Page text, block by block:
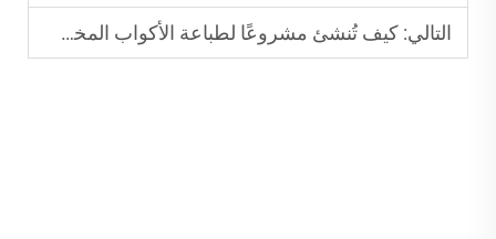
التالي: كيف تُنشئ مشروعًا لطباعة الأكواب المخصصة بحد أدنى من الاستثمار